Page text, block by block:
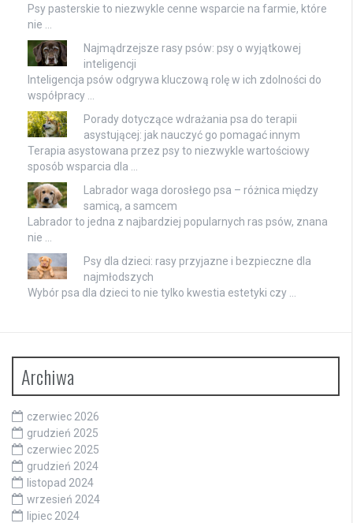
Psy pasterskie to niezwykle cenne wsparcie na farmie, które
nie …
Najmądrzejsze rasy psów: psy o wyjątkowej
inteligencji
Inteligencja psów odgrywa kluczową rolę w ich zdolności do
współpracy …
Porady dotyczące wdrażania psa do terapii
asystującej: jak nauczyć go pomagać innym
Terapia asystowana przez psy to niezwykle wartościowy
sposób wsparcia dla …
Labrador waga dorosłego psa – różnica między
samicą, a samcem
Labrador to jedna z najbardziej popularnych ras psów, znana
nie …
Psy dla dzieci: rasy przyjazne i bezpieczne dla
najmłodszych
Wybór psa dla dzieci to nie tylko kwestia estetyki czy …
Archiwa
czerwiec 2026
grudzień 2025
czerwiec 2025
grudzień 2024
listopad 2024
wrzesień 2024
lipiec 2024